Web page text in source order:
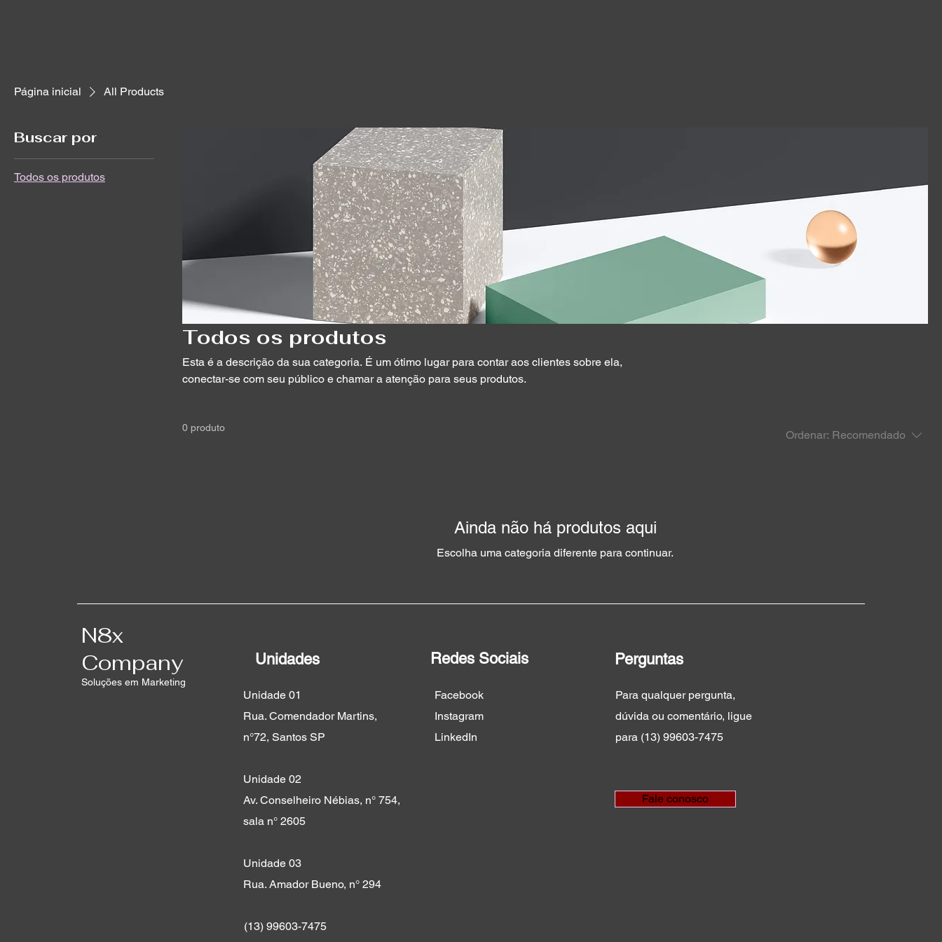
Página inicial All Products
Buscar por
Todos os produtos
Todos os produtos
Esta é a descrição da sua categoria. É um ótimo lugar para contar aos clientes sobre ela,
conectar-se com seu público e chamar a atenção para seus produtos.
0 produto
Ordenar: Recomendado
Ainda não há produtos aqui
Escolha uma categoria diferente para continuar.
N8x
Company
Soluções em Marketing
Unidades
Unidade 01
Rua. Comendador Martins,
n°72, Santos SP
Unidade 02
Av. Conselheiro Nébias, n° 754,
sala n° 2605
Unidade 03
Rua. Amador Bueno, n° 294
(13) 99603-7475
Redes Sociais
Facebook
Instagram
LinkedIn
Perguntas
Para qualquer pergunta,
dúvida ou comentário, ligue
para (13) 99603-7475
Fale conosco